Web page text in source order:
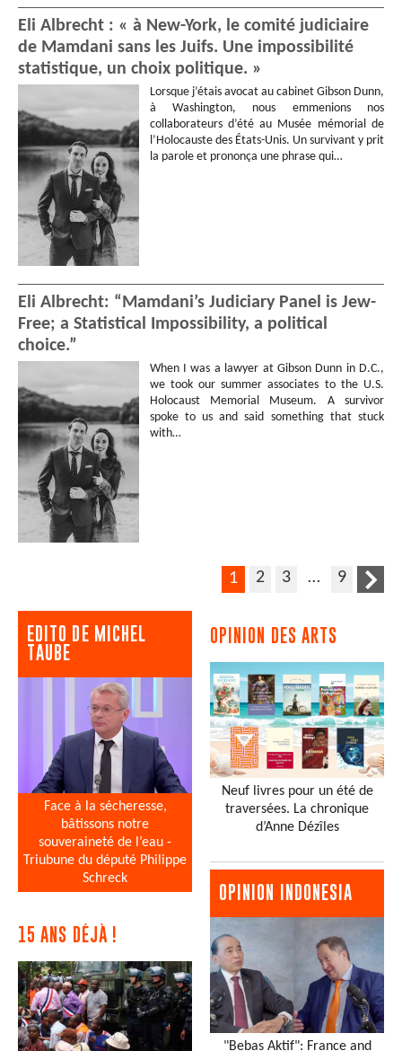
Eli Albrecht : « à New-York, le comité judiciaire
de Mamdani sans les Juifs. Une impossibilité
statistique, un choix politique. »
Lorsque j’étais avocat au cabinet Gibson Dunn,
à Washington, nous emmenions nos
collaborateurs d’été au Musée mémorial de
l’Holocauste des États-Unis. Un survivant y prit
la parole et prononça une phrase qui…
Eli Albrecht: “Mamdani’s Judiciary Panel is Jew-
Free; a Statistical Impossibility, a political
choice.”
When I was a lawyer at Gibson Dunn in D.C.,
we took our summer associates to the U.S.
Holocaust Memorial Museum. A survivor
spoke to us and said something that stuck
with…
1 2 3 … 9
EDITO DE MICHEL
TAUBE
Face à la sécheresse,
bâtissons notre
souveraineté de l’eau -
Triubune du député Philippe
Schreck
15 ANS DÉJÀ !
OPINION DES ARTS
Neuf livres pour un été de
traversées. La chronique
d’Anne Dézîles
OPINION INDONESIA
"Bebas Aktif": France and